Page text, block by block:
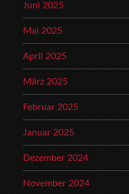
Juni 2025
Mai 2025
April 2025
März 2025
Februar 2025
Januar 2025
Dezember 2024
November 2024